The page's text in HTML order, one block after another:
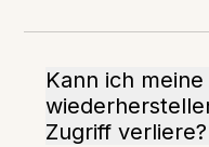
Kann ich
Zugriff verliere?